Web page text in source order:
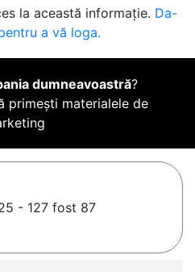
la această informație. Da-
a vă loga.
dumneavoastră?
primești materialele de
- 127 fost 87